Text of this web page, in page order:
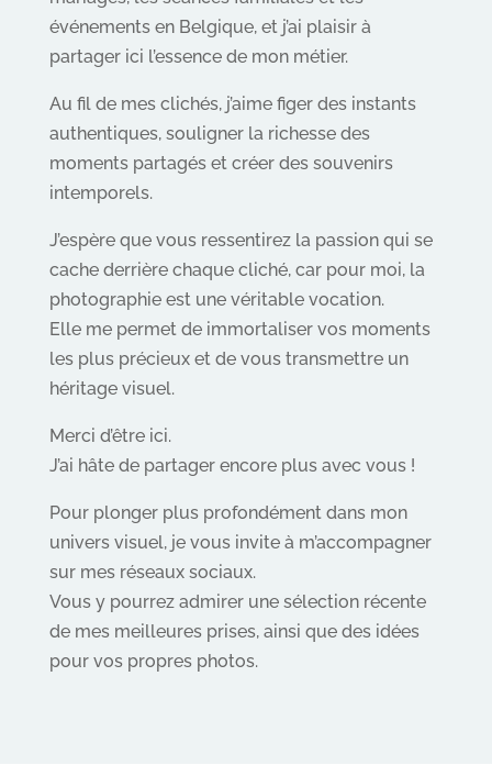
événements en Belgique, et j’ai plaisir à
partager ici l’essence de mon métier.
Au fil de mes clichés, j’aime figer des instants
authentiques, souligner la richesse des
moments partagés et créer des souvenirs
intemporels.
J’espère que vous ressentirez la passion qui se
cache derrière chaque cliché, car pour moi, la
photographie est une véritable vocation.
Elle me permet de immortaliser vos moments
les plus précieux et de vous transmettre un
héritage visuel.
Merci d’être ici.
J’ai hâte de partager encore plus avec vous !
Pour plonger plus profondément dans mon
univers visuel, je vous invite à m’accompagner
sur mes réseaux sociaux.
Vous y pourrez admirer une sélection récente
de mes meilleures prises, ainsi que des idées
pour vos propres photos.